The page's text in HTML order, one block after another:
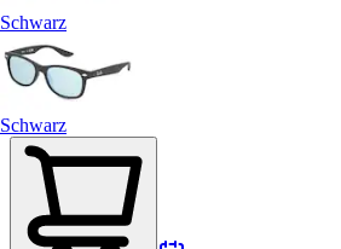
Schwarz
Schwarz